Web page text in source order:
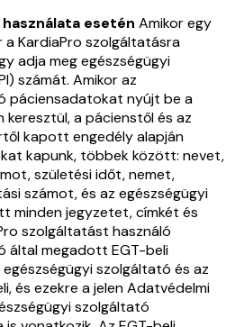
esetén Amikor egy
a KardiaPro szolgáltatásra
adja meg egészségügyi
számát. Amikor az
páciensadatokat nyújt be a
a pácienstől és az
kapott engedély alapján
kapunk, többek között: nevet,
születési időt, nemet,
számot, és az egészségügyi
minden jegyzetet, címkét és
szolgáltatást használó
által megadott EGT-beli
szolgáltató és az
és ezekre a jelen Adatvédelmi
szolgáltató